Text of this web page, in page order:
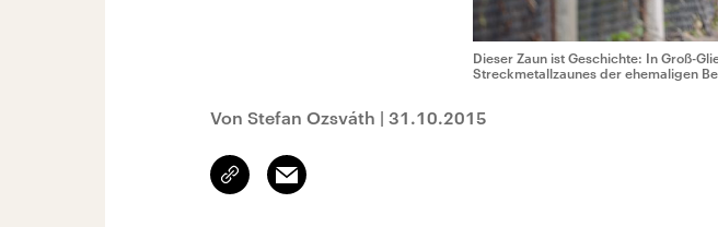
Dieser Zaun ist Geschichte: In Groß-
Streckmetallzaunes der ehemaligen
Von Stefan Ozsváth | 31.10.2015
Link
kopieren/teilen
Email